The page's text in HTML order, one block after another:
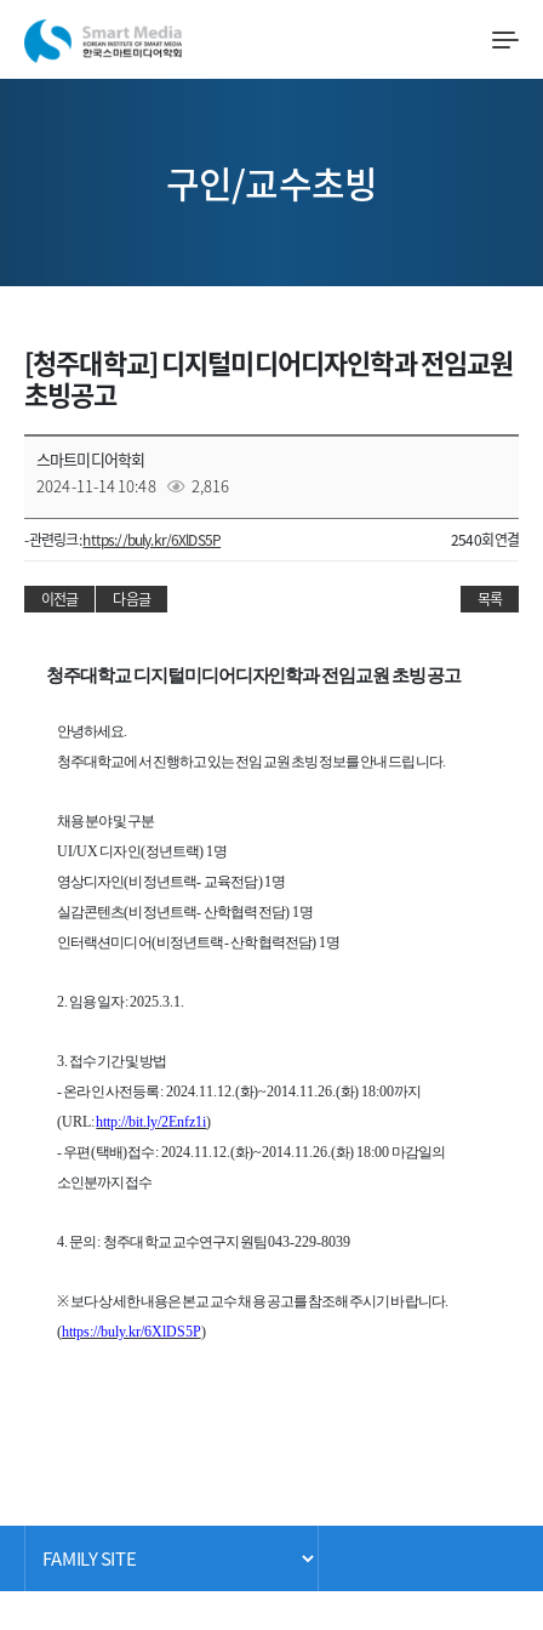
구인/교수초빙
[청주대학교] 디지털미디어디자인학과 전임교원
초빙공고
스마트미디어학회
2024-11-14 10:48
2,816
- 관련링크 :https://buly.kr/6XlDS5P 2540회 연결
이전글 다음글 목록
청주대학교 디지털미디어디자인학과 전임교원 초빙 공고
안녕하세요.
청주대학교에서 진행하고 있는 전임교원 초빙 정보를 안내 드립니다.
채용 분야 및 구분
UI/UX디자인(정년트랙) 1명
영상디자인(비정년트랙- 교육전담) 1명
실감콘텐츠(비정년트랙-산학협력전담) 1명
인터랙션미디어(비정년트랙-산학협력전담) 1명
2. 임용일자: 2025.3.1.
3. 접수기간 및 방법
-온라인 사전등록: 2024.11.12.(화)~2014.11.26.(화) 18:00까지
(URL:http://bit.ly/2Enfz1i)
-우편(택배)접수: 2024.11.12.(화)~2014.11.26.(화) 18:00 마감일의
소인분까지 접수
4. 문의: 청주대학교 교수연구지원팀043-229-8039
※보다 상세한 내용은 본교 교수 채용 공고를 참조해 주시기 바랍니다.
(https://buly.kr/6XlDS5P)